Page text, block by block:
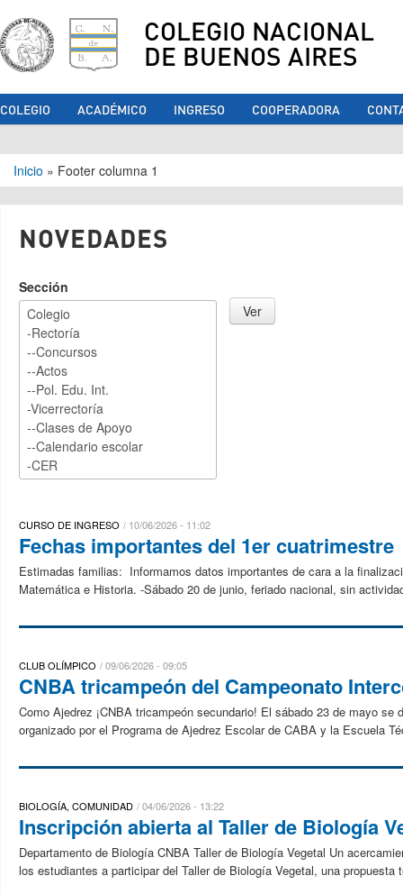
COLEGIO NACIONAL
DE BUENOS AIRES
COLEGIO ACADÉMICO INGRESO COOPERADORA
Se encuentra usted aquí
Inicio » Footer columna 1
NOVEDADES
Sección
CURSO DE INGRESO 10/06/2026 - 11:02
Fechas importantes del 1er cuatrimestre
Estimadas familias: Informamos datos importantes de cara a la
Matemática e Historia. -Sábado 20 de junio, feriado nacional, sin
CLUB OLÍMPICO 09/06/2026 - 09:05
CNBA tricampeón del Campeonato
Como Ajedrez ¡CNBA tricampeón secundario! El sábado 23 de mayo
organizado por el Programa de Ajedrez Escolar de CABA y la Escuela
BIOLOGÍA, COMUNIDAD 04/06/2026 - 13:22
Inscripción abierta al Taller de Biología
Departamento de Biología CNBA Taller de Biología Vegetal Un
los estudiantes a participar del Taller de Biología Vegetal, una propuesta